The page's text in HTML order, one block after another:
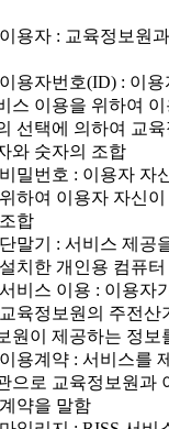
용자 : 교육정보원
용자번호(ID) : 이용
스 이용을 위하여
선택에 의하여 교
와 숫자의 조합
밀번호 : 이용자 자
하여 이용자 자신
합
말기 : 서비스 제공
치한 개인용 컴퓨터
비스 이용 : 이용자
육정보원의 주전산
원이 제공하는 정보
용계약 : 서비스를
으로 교육정보원과
약을 말함